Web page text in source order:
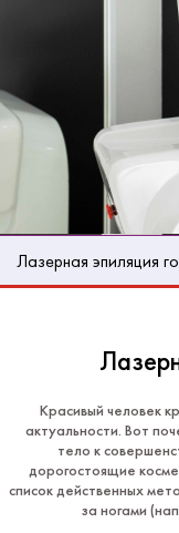
Лазерная эпиляция
Красивый человек
актуальности. Вот
тело к
дорогостоящие
список действенных
за ногами